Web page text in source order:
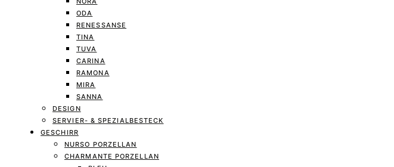
ODA
RENESSANSE
TINA
TUVA
CARINA
RAMONA
MIRA
SANNA
DESIGN
SERVIER- & SPEZIALBESTECK
GESCHIRR
NURSO PORZELLAN
CHARMANTE PORZELLAN